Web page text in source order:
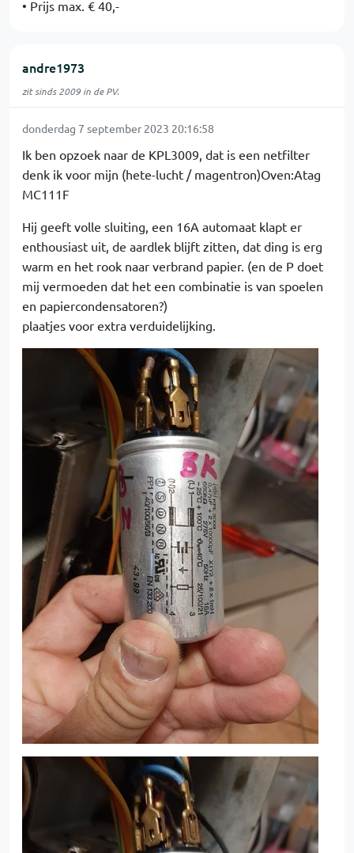
• Prijs max. € 40,-
andre1973
zit sinds 2009 in de PV.
donderdag 7 september 2023 20:16:58
Ik ben opzoek naar de KPL3009, dat is een netfilter
denk ik voor mijn (hete-lucht / magentron)Oven:Atag
MC111F
Hij geeft volle sluiting, een 16A automaat klapt er
enthousiast uit, de aardlek blijft zitten, dat ding is erg
warm en het rook naar verbrand papier. (en de P doet
mij vermoeden dat het een combinatie is van spoelen
en papiercondensatoren?)
plaatjes voor extra verduidelijking.